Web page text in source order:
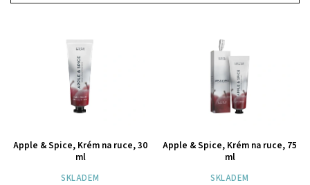
Nejdražší
Abecedně
Apple & Spice, Krém na ruce, 30
ml
SKLADEM
Apple & Spice, Krém na ruce, 75
ml
SKLADEM